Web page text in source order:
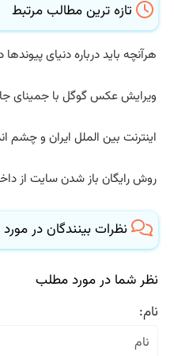
تازه ترین مطالب مرتبط
هرآنچه باید درباره دنیای
ویرایش عکس گوگل با جمینای
اینترنت بین الملل ایران و چشم
روش رایگان باز شدن سایت از
نظرات بینندگان در
نظر شما در مورد مطلب
نام: